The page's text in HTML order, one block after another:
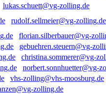
lukas.schuett@vg-zolling.de
rudolf.sellmeier@vg-zolling.de
florian.silberbauer@vg-
gebuehren.steuern@vg-
christina.sommerer@vg-
norbert.sonnhuetter@vg-
vhs-zolling@vhs-moosburg.de
zolling.de